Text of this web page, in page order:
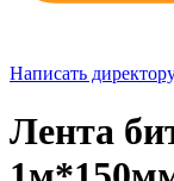
Написать
Лента